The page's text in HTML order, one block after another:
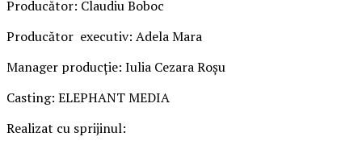
Producător: Claudiu Boboc
Producător executiv: Adela Mara
Manager producție: Iulia Cezara Roșu
Casting: ELEPHANT MEDIA
Realizat cu sprijinul: